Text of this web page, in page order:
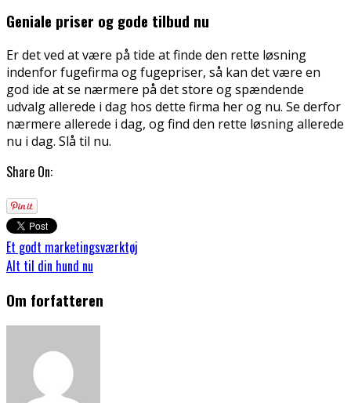
Geniale priser og gode tilbud nu
Er det ved at være på tide at finde den rette løsning
indenfor fugefirma og fugepriser, så kan det være en
god ide at se nærmere på det store og spændende
udvalg allerede i dag hos dette firma her og nu. Se derfor
nærmere allerede i dag, og find den rette løsning allerede
nu i dag. Slå til nu.
Share On:
Et godt marketingsværktøj
Alt til din hund nu
Om forfatteren